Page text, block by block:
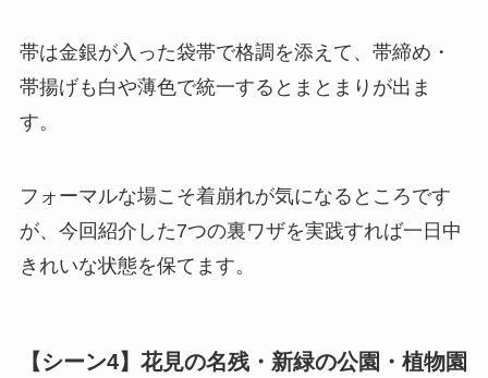
帯は金銀が入った袋帯で格調を添えて、帯締め・
帯揚げも白や薄色で統一するとまとまりが出ま
す。
フォーマルな場こそ着崩れが気になるところです
が、今回紹介した7つの裏ワザを実践すれば一日中
きれいな状態を保てます。
【シーン4】花見の名残・新緑の公園・植物園